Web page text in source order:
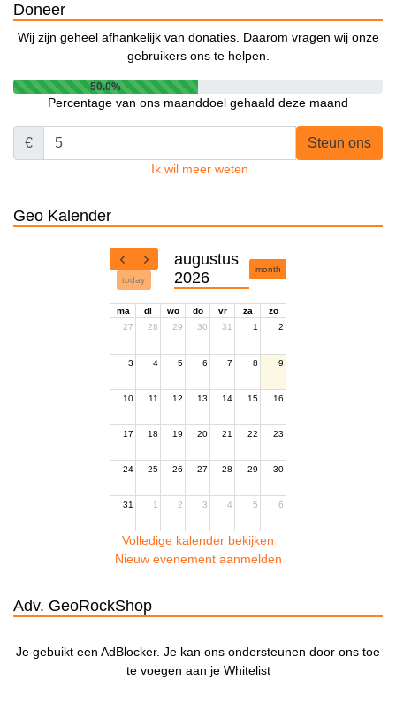
Doneer
Wij zijn geheel afhankelijk van donaties. Daarom vragen wij onze
gebruikers ons te helpen.
50.0%
Percentage van ons maanddoel gehaald deze maand
€ Steun ons
Ik wil meer weten
Geo Kalender
today
augustus
2026
month
ma di wo do vr za
zo
27
28 29 30 31 1 2
3 4 5 6 7 8 9
10 11 12 13 14 15 16
17 18 19 20 21 22 23
24 25 26 27 28 29 30
31 1 2 3 4 5 6
Volledige kalender bekijken
Nieuw evenement aanmelden
Adv. GeoRockShop
Je gebuikt een AdBlocker. Je kan ons ondersteunen door ons toe
te voegen aan je Whitelist